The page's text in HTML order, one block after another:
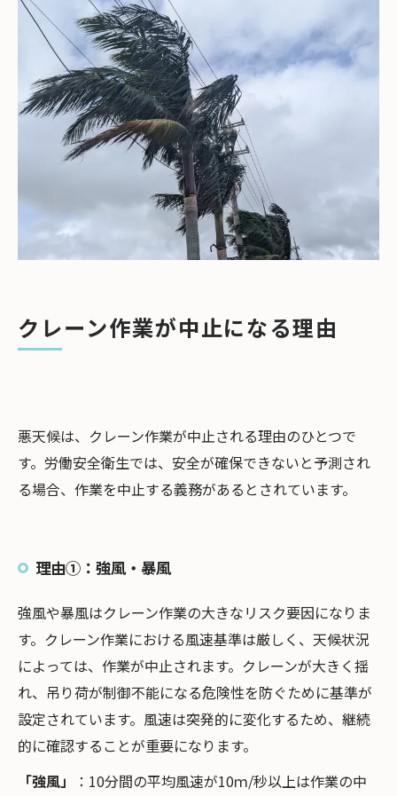
延長料金
再スケジュール方法
中止理由の確認
次回の作業日程調整
再スケジュールの確認と費用
クレーン作業が中止になる理由
悪天候は、クレーン作業が中止される理由のひとつで
す。労働安全衛生では、安全が確保できないと予測され
る場合、作業を中止する義務があるとされています。
理由①：強風・暴風
強風や暴風はクレーン作業の大きなリスク要因になりま
す。クレーン作業における風速基準は厳しく、天候状況
によっては、作業が中止されます。クレーンが大きく揺
れ、吊り荷が制御不能になる危険性を防ぐために基準が
設定されています。風速は突発的に変化するため、継続
的に確認することが重要になります。
「強風」
：10分間の平均風速が10ｍ/秒以上は作業の中